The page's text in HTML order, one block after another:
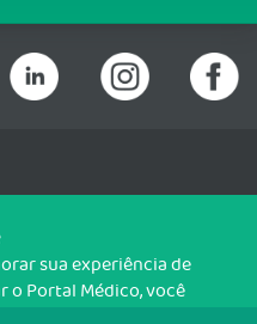
DF - CEP: 70200-760 -
sua experiência de
o Portal Médico, você